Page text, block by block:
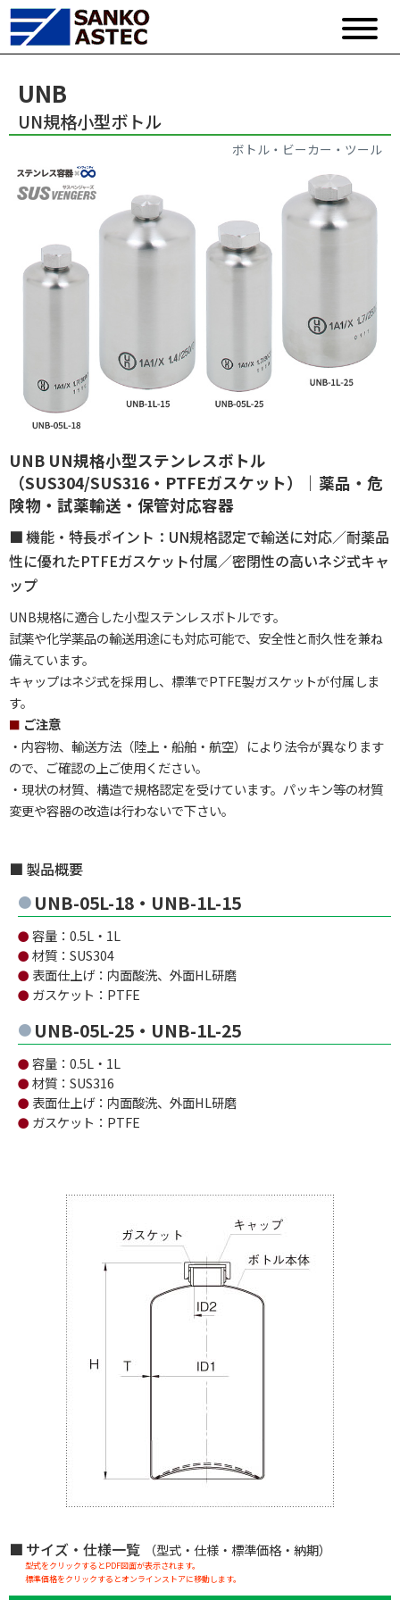
UNB
UN規格小型ボトル
ボトル・ビーカー・ツール
UNB UN規格小型ステンレスボトル
（SUS304/SUS316・PTFEガスケット）｜薬品・危
険物・試薬輸送・保管対応容器
機能・特長ポイント：UN規格認定で輸送に対応／耐薬品
性に優れたPTFEガスケット付属／密閉性の高いネジ式キャ
ップ
UNB規格に適合した小型ステンレスボトルです。
試薬や化学薬品の輸送用途にも対応可能で、安全性と耐久性を兼ね
備えています。
キャップはネジ式を採用し、標準でPTFE製ガスケットが付属しま
す。
ご注意
・内容物、輸送方法（陸上・船舶・航空）により法令が異なります
ので、ご確認の上ご使用ください。
・現状の材質、構造で規格認定を受けています。パッキン等の材質
変更や容器の改造は行わないで下さい。
製品概要
UNB-05L-18・UNB-1L-15
● 容量：0.5L・1L
● 材質：SUS304
● 表面仕上げ：内面酸洗、外面HL研磨
● ガスケット：PTFE
UNB-05L-25・UNB-1L-25
● 容量：0.5L・1L
● 材質：SUS316
● 表面仕上げ：内面酸洗、外面HL研磨
● ガスケット：PTFE
サイズ・仕様一覧 （型式・仕様・標準価格・納期）
型式をクリックするとPDF図面が表示されます。
標準価格をクリックするとオンラインストアに移動します。